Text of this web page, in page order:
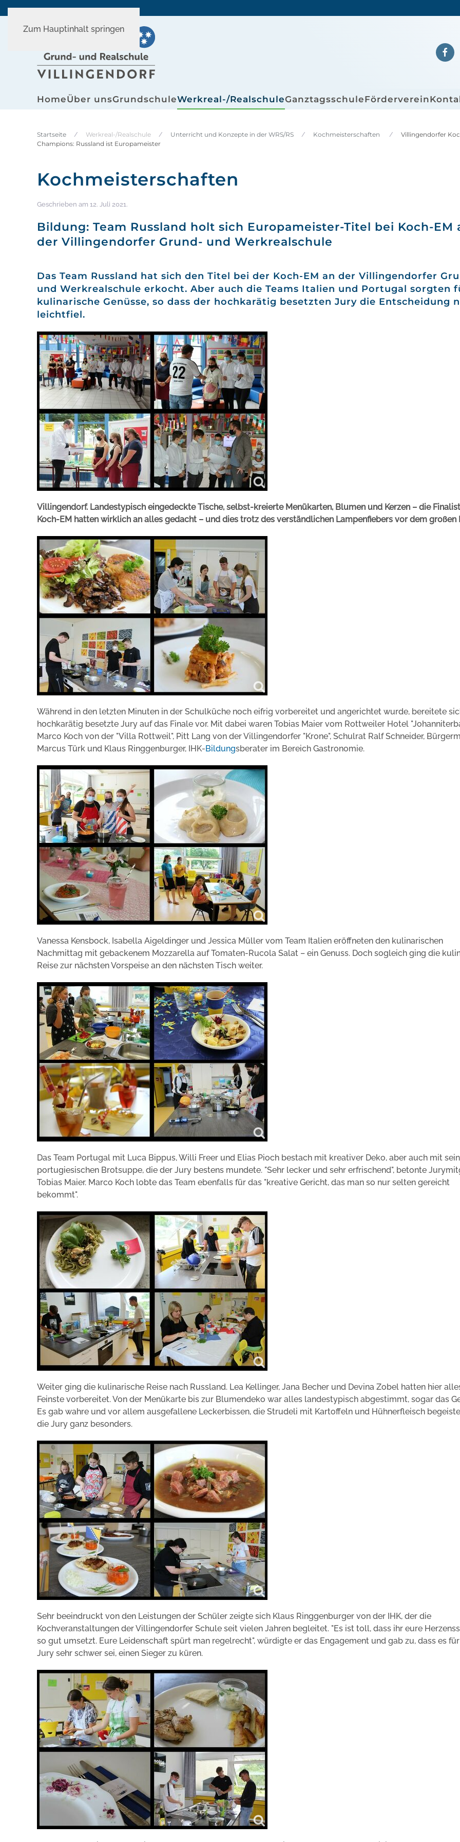
Zum Hauptinhalt springen
HomeÜber unsGrundschuleWerkreal-/RealschuleGanztagsschuleFörderverein
Startseite Werkreal-/Realschule Unterricht und Konzepte in der WRS/RS Kochmeisterschaften
Villingendorfer
Champions: Russland ist Europameister
Kochmeisterschaften
Geschrieben am 12. Juli 2021.
Bildung: Team Russland holt sich Europameister-Titel bei Koch-EM
der Villingendorfer Grund- und Werkrealschule
Das Team Russland hat sich den Titel bei der Koch-EM an der Villingendorfer
und Werkrealschule erkocht. Aber auch die Teams Italien und Portugal sorgten
kulinarische Genüsse, so dass der hochkarätig besetzten Jury die Entscheidung
leichtfiel.
Villingendorf. Landestypisch eingedeckte Tische, selbst-kreierte Menükarten, Blumen und Kerzen – die
Koch-EM hatten wirklich an alles gedacht – und dies trotz des verständlichen Lampenfiebers vor dem großen
Während in den letzten Minuten in der Schulküche noch eifrig vorbereitet und angerichtet wurde, bereitete
hochkarätig besetzte Jury auf das Finale vor. Mit dabei waren Tobias Maier vom Rottweiler Hotel
Marco Koch von der "Villa Rottweil", Pitt Lang von der Villingendorfer "Krone", Schulrat Ralf Schneider,
Marcus Türk und Klaus Ringgenburger, IHK-Bildungsberater im Bereich Gastronomie.
Vanessa Kensbock, Isabella Aigeldinger und Jessica Müller vom Team Italien eröffneten den kulinarischen
Nachmittag mit gebackenem Mozzarella auf Tomaten-Rucola Salat – ein Genuss. Doch sogleich ging die
Reise zur nächsten Vorspeise an den nächsten Tisch weiter.
Das Team Portugal mit Luca Bippus, Willi Freer und ­Elias Pioch bestach mit kreativer Deko, aber auch mit
portugiesischen Brotsuppe, die der Jury bestens mundete. "Sehr lecker und sehr erfrischend", betonte
Tobias Maier. Marco Koch lobte das Team ebenfalls für das "kreative Gericht, das man so nur selten gereicht
bekommt".
Weiter ging die kulinarische Reise nach Russland. Lea Kellinger, Jana Becher und Devina Zobel hatten hier
Feinste vorbereitet. Von der Menükarte bis zur Blumendeko war alles landestypisch abgestimmt, sogar das
Es gab wahre und vor allem ausgefallene Leckerbissen, die Strudeli mit Kartoffeln und Hühnerfleisch
die Jury ganz besonders.
Sehr beeindruckt von den Leistungen der Schüler zeigte sich Klaus Ringgenburger von der IHK, der die
Kochveranstaltungen der Villingendorfer Schule seit vielen Jahren begleitet. "Es ist toll, dass ihr eure
so gut umsetzt. Eure Leidenschaft spürt man regelrecht", würdigte er das Engagement und gab zu, dass es
Jury sehr schwer sei, einen Sieger zu küren.